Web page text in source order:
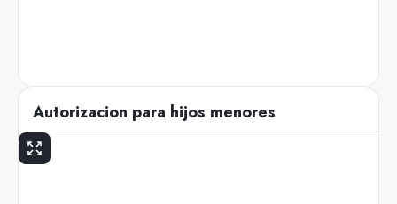
Autorizacion para hijos menores